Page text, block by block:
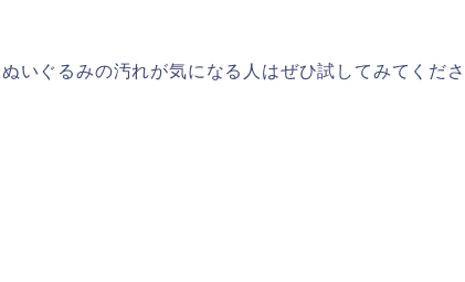
いぐるみの汚れが気になる人はぜひ試してみてくださ